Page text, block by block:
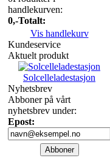
handlekurven:
0,-Totalt:
Vis handlekurv
Kundeservice
Aktuelt produkt
Solcelleladestasjon
Nyhetsbrev
Abboner på vårt
nyhetsbrev under:
Epost: